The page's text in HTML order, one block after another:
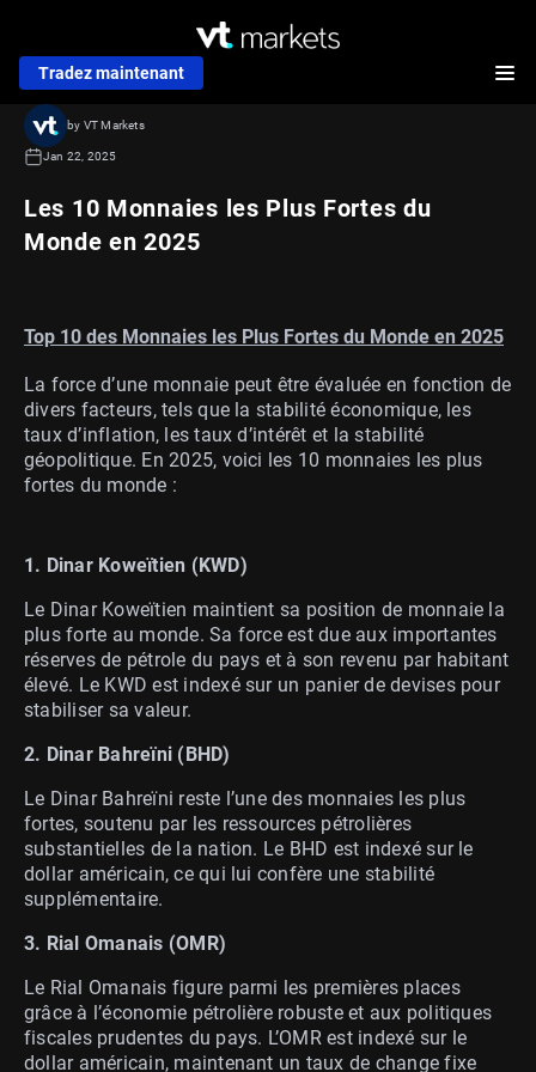
Tradez maintenant
Les 10 Monnaies les Plus Fortes du
Monde en 2025
by VT Markets
Jan 22, 2025
Top 10 des Monnaies les Plus Fortes du Monde en 2025
La force d’une monnaie peut être évaluée en fonction de
divers facteurs, tels que la stabilité économique, les
taux d’inflation, les taux d’intérêt et la stabilité
géopolitique. En 2025, voici les 10 monnaies les plus
fortes du monde :
1. Dinar Koweïtien (KWD)
Le Dinar Koweïtien maintient sa position de monnaie la
plus forte au monde. Sa force est due aux importantes
réserves de pétrole du pays et à son revenu par habitant
élevé. Le KWD est indexé sur un panier de devises pour
stabiliser sa valeur.
2. Dinar Bahreïni (BHD)
Le Dinar Bahreïni reste l’une des monnaies les plus
fortes, soutenu par les ressources pétrolières
substantielles de la nation. Le BHD est indexé sur le
dollar américain, ce qui lui confère une stabilité
supplémentaire.
3. Rial Omanais (OMR)
Le Rial Omanais figure parmi les premières places
grâce à l’économie pétrolière robuste et aux politiques
fiscales prudentes du pays. L’OMR est indexé sur le
dollar américain, maintenant un taux de change fixe